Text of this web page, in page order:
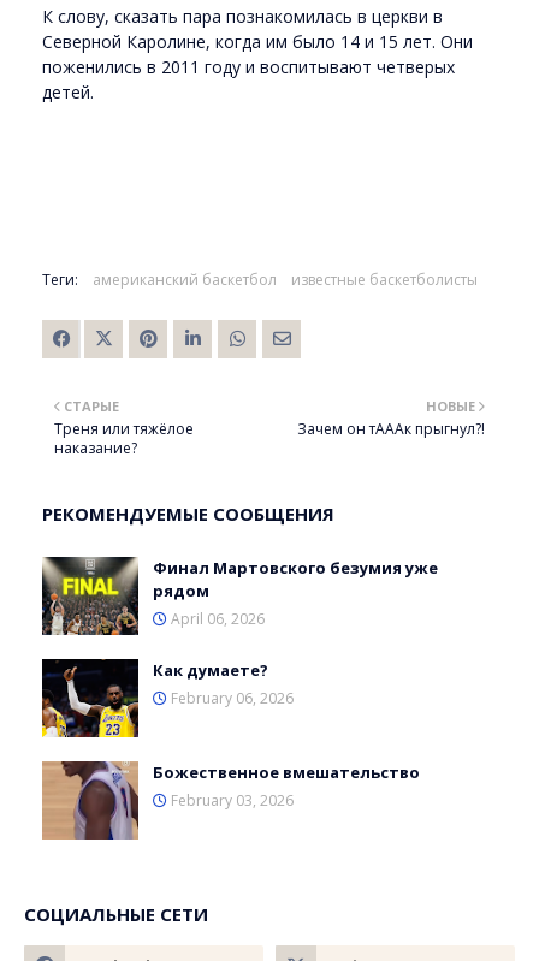
К слову, сказать пара познакомилась в церкви в
Северной Каролине, когда им было 14 и 15 лет. Они
поженились в 2011 году и воспитывают четверых
детей.
Теги: американский баскетбол известные баскетболисты
НОВЫЕ
Зачем он тАААк прыгнул?!
СТАРЫЕ
Треня или тяжёлое
наказание?
РЕКОМЕНДУЕМЫЕ СООБЩЕНИЯ
Финал Мартовского безумия уже
рядом
April 06, 2026
Как думаете?
February 06, 2026
Божественное вмешательство
February 03, 2026
СОЦИАЛЬНЫЕ СЕТИ